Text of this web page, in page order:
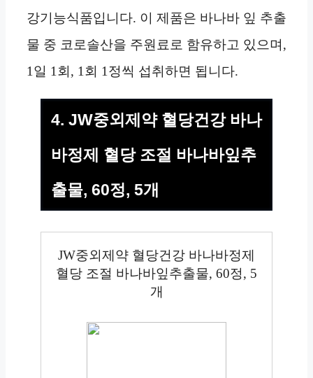
강기능식품입니다. 이 제품은 바나바 잎 추출
물 중 코로솔산을 주원료로 함유하고 있으며,
1일 1회, 1회 1정씩 섭취하면 됩니다.
4. JW중외제약 혈당건강 바나
바정제 혈당 조절 바나바잎추
출물, 60정, 5개
JW중외제약 혈당건강 바나바정제
혈당 조절 바나바잎추출물, 60정, 5
개